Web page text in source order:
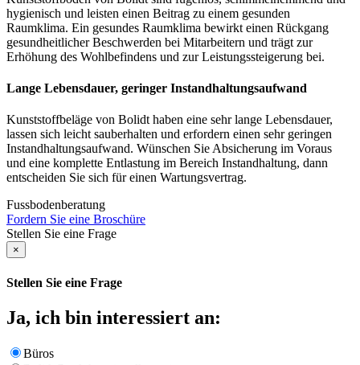
hygienisch und leisten einen Beitrag zu einem gesunden
Raumklima. Ein gesundes Raumklima bewirkt einen Rückgang
gesundheitlicher Beschwerden bei Mitarbeitern und trägt zur
Erhöhung des Wohlbefindens und zur Leistungssteigerung bei.
Lange Lebensdauer, geringer Instandhaltungsaufwand
Kunststoffbeläge von Bolidt haben eine sehr lange Lebensdauer,
lassen sich leicht sauberhalten und erfordern einen sehr geringen
Instandhaltungsaufwand. Wünschen Sie Absicherung im Voraus
und eine komplette Entlastung im Bereich Instandhaltung, dann
entscheiden Sie sich für einen Wartungsvertrag.
Fussbodenberatung
Fordern Sie eine Broschüre
Stellen Sie eine Frage
×
Stellen Sie eine Frage
Ja, ich bin interessiert an:
Büros